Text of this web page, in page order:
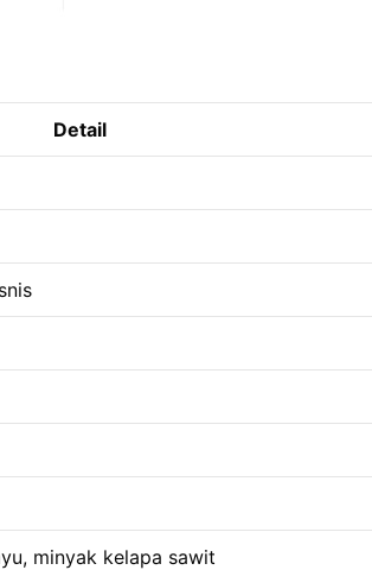
Detail
minyak kelapa sawit